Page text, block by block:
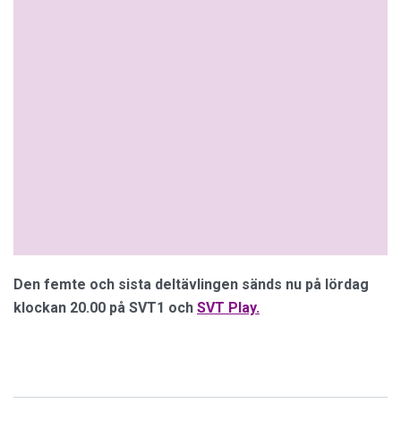
Den femte och sista deltävlingen sänds nu på lördag
klockan 20.00 på SVT1 och SVT Play.